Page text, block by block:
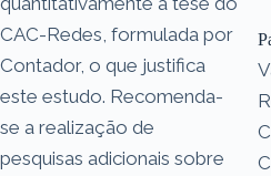
CAC-Redes, formulada por
Contador, o que justifica
este estudo. Recomenda-
se a realização de
pesquisas adicionais sobre